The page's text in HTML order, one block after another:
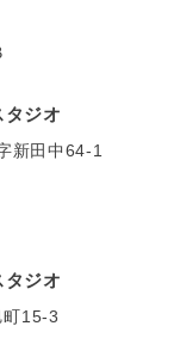
ジオ
新田中64-1
ジオ
町15-3